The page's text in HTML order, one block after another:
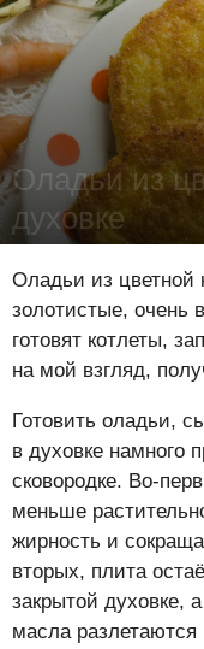
Оладьи из
духовке
Оладьи из цветной
золотистые, очень
готовят котлеты,
на мой взгляд,
Готовить оладьи,
в духовке намного
сковородке. Во-
меньше
жирность и
вторых, плита
закрытой духовке,
масла разлетаются